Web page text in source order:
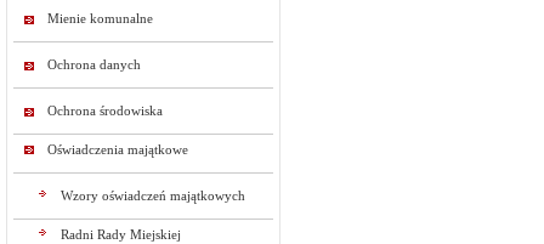
Mienie komunalne
Ochrona danych
Ochrona środowiska
Oświadczenia majątkowe
Wzory oświadczeń majątkowych
Radni Rady Miejskiej